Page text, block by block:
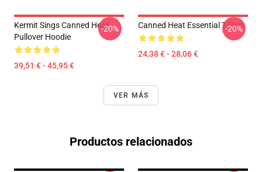
Kermit Sings Canned Heat
Pullover Hoodie
39,51 € - 45,95 €
-20% Canned Heat Essential T-Shirt
24,38 € - 28,06 €
-20%
VER MÁS
Productos relacionados